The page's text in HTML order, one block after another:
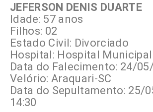
JEFERSON DENIS DUARTE
Idade: 57 anos
Filhos: 02
Estado Civil: Divorciado
Hospital: Hospital
Data do Falecimento: 24/
Velório: Araquari-SC
Data do Sepultamento: 25/
14:30